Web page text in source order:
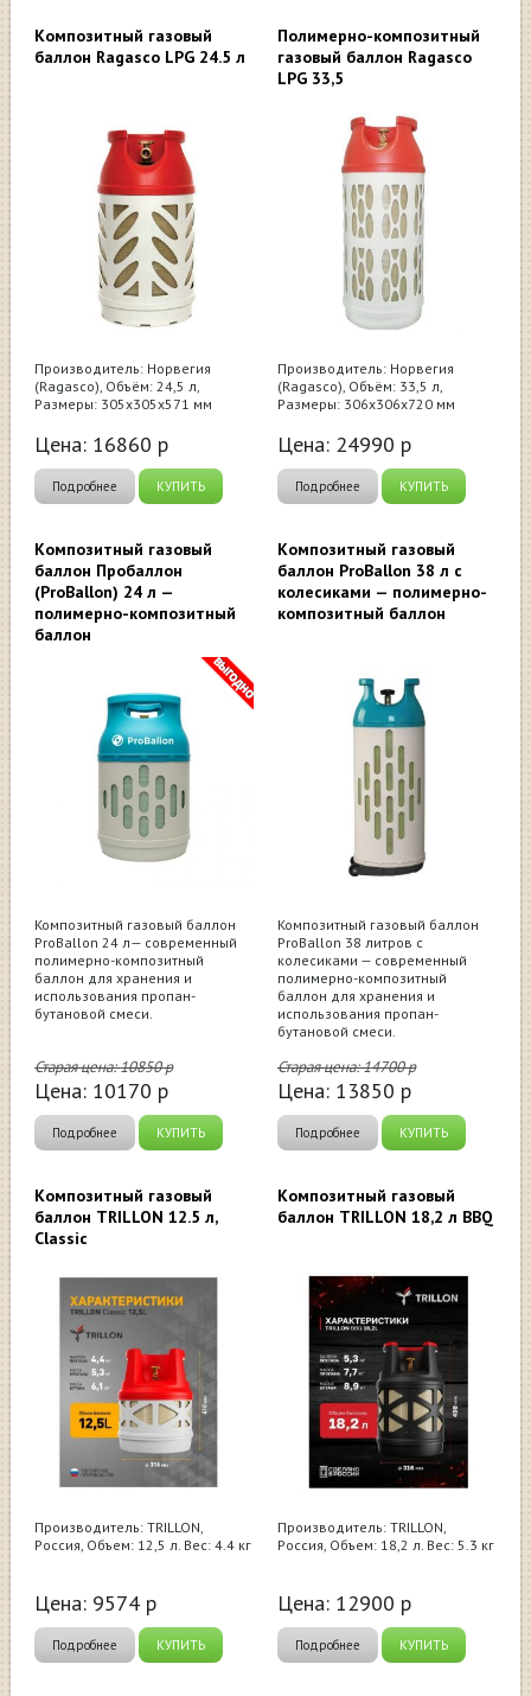
Композитный газовый
баллон Ragasco LPG 24.5 л
Производитель: Норвегия
(Ragasco), Объём: 24,5 л,
Размеры: 305х305х571 мм
Цена: 16860 р
Подробнее КУПИТЬ
Полимерно-композитный
газовый баллон Ragasco
LPG 33,5
Производитель: Норвегия
(Ragasco), Объём: 33,5 л,
Размеры: 306х306х720 мм
Цена: 24990 р
Подробнее КУПИТЬ
Композитный газовый
баллон Пробаллон
(ProBallon) 24 л —
полимерно-композитный
баллон
Композитный газовый баллон
ProBallon 24 л— современный
полимерно-композитный
баллон для хранения и
использования пропан-
бутановой смеси.
Старая цена:10850р
Цена: 10170 р
Подробнее КУПИТЬ
Композитный газовый
баллон ProBallon 38 л с
колесиками — полимерно-
композитный баллон
Композитный газовый баллон
ProBallon 38 литров с
колесиками — современный
полимерно-композитный
баллон для хранения и
использования пропан-
бутановой смеси.
Старая цена:14700р
Цена: 13850 р
Подробнее КУПИТЬ
Композитный газовый
баллон TRILLON 12.5 л,
Classic
Производитель: TRILLON,
Россия, Объем: 12,5 л. Вес: 4.4 кг
Цена: 9574 р
Подробнее КУПИТЬ
Композитный газовый
баллон TRILLON 18,2 л BBQ
Производитель: TRILLON,
Россия, Объем: 18,2 л. Вес: 5.3 кг
Цена: 12900 р
Подробнее КУПИТЬ